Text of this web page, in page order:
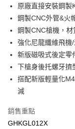
台新國際商業銀行
台灣樂天信用卡公司
【關於「AFTEE先享後
AFTEE先享後付是「在
便利好安心！
１．簡單：不需註冊會
２．便利：只要手機號
３．安心：先確認商品
１．於結帳方式選擇「
結帳頁面，進行簡訊認
３．收到繳費通知簡訊
ATM／網路銀行／等多
※ 請注意：結帳手續完
ATM付款
運送方式
新竹物流
每筆NT$200，滿
郵局
每筆NT$150，滿
原廠直接安裝鋼製
鋼製CNC外管&火
鋼製CNC槍機，
強化尼龍纖維飛機
新版磁吸式後定零
下槍身後托螺牙擠
搭配新版輕量化
減
銷售重點
GHKGL012X